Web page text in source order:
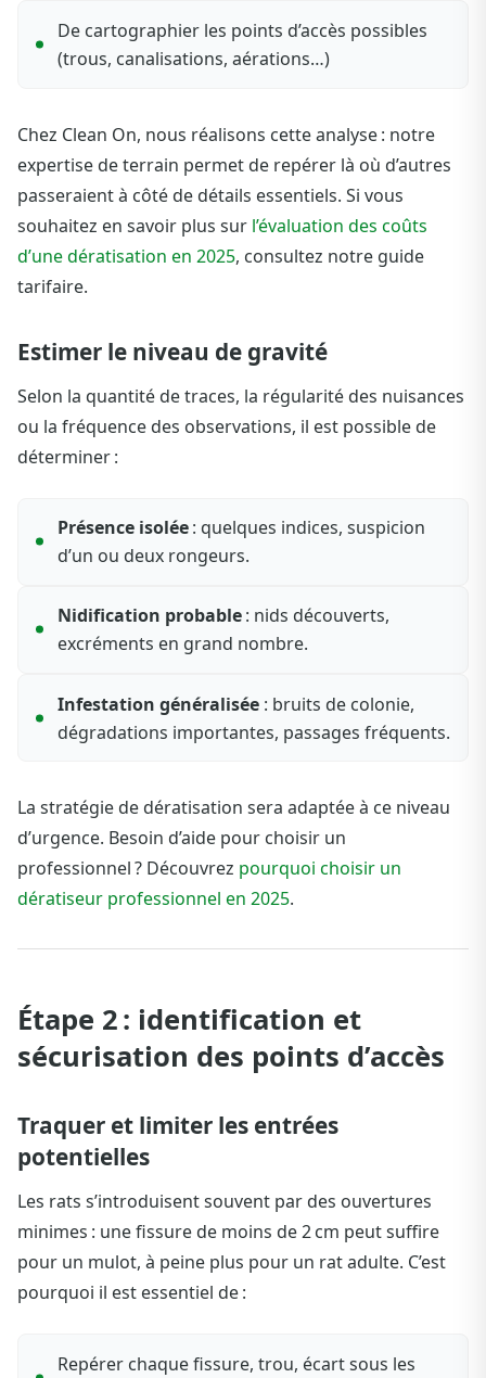
De cartographier les points d’accès possibles
(trous, canalisations, aérations…)
Chez Clean On, nous réalisons cette analyse : notre
expertise de terrain permet de repérer là où d’autres
passeraient à côté de détails essentiels. Si vous
souhaitez en savoir plus sur l’évaluation des coûts
d’une dératisation en 2025, consultez notre guide
tarifaire.
Estimer le niveau de gravité
Selon la quantité de traces, la régularité des nuisances
ou la fréquence des observations, il est possible de
déterminer :
Présence isolée: quelques indices, suspicion
d’un ou deux rongeurs.
Nidification probable: nids découverts,
excréments en grand nombre.
Infestation généralisée : bruits de colonie,
dégradations importantes, passages fréquents.
La stratégie de dératisation sera adaptée à ce niveau
d’urgence. Besoin d’aide pour choisir un
professionnel ? Découvrez pourquoi choisir un
dératiseur professionnel en 2025.
Étape 2 : identification et
sécurisation des points d’accès
Traquer et limiter les entrées
potentielles
Les rats s’introduisent souvent par des ouvertures
minimes : une fissure de moins de 2 cm peut suffire
pour un mulot, à peine plus pour un rat adulte. C’est
pourquoi il est essentiel de :
Repérer chaque fissure, trou, écart sous les